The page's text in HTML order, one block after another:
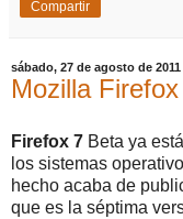
Compartir
sábado, 27 de agosto de 2011
Mozilla
Firefox 7 Beta ya
los sistemas
hecho acaba de
que es la séptima